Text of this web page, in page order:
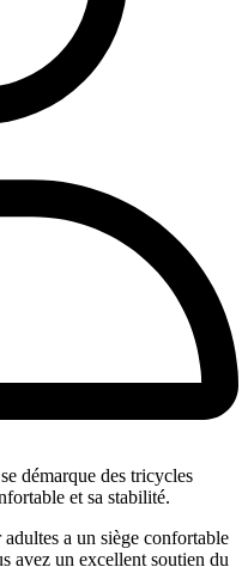
démarque des tricycles
et sa stabilité.
a un siège confortable
avez un excellent soutien du